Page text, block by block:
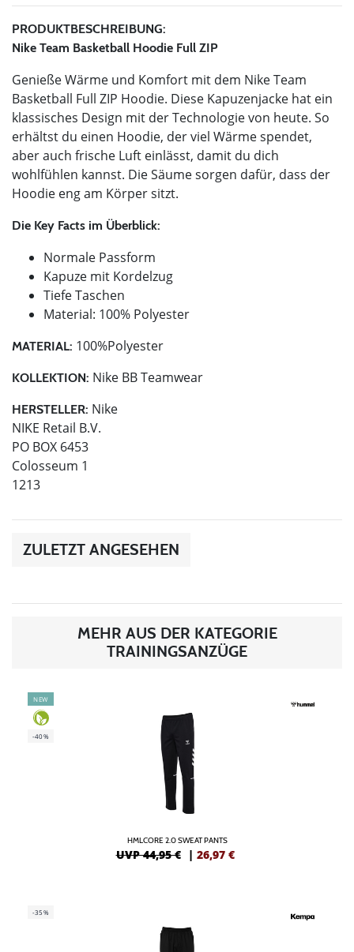
PRODUKTBESCHREIBUNG:
Nike Team Basketball Hoodie Full ZIP
Genieße Wärme und Komfort mit dem Nike Team
Basketball Full ZIP Hoodie. Diese Kapuzenjacke hat ein
klassisches Design mit der Technologie von heute. So
erhältst du einen Hoodie, der viel Wärme spendet,
aber auch frische Luft einlässt, damit du dich
wohlfühlen kannst. Die Säume sorgen dafür, dass der
Hoodie eng am Körper sitzt.
Die Key Facts im Überblick:
Normale Passform
Kapuze mit Kordelzug
Tiefe Taschen
Material: 100% Polyester
MATERIAL: 100%Polyester
KOLLEKTION: Nike BB Teamwear
HERSTELLER: Nike
NIKE Retail B.V.
PO BOX 6453
Colosseum 1
1213
ZULETZT ANGESEHEN
MEHR AUS DER KATEGORIE
TRAININGSANZÜGE
NEW
-40%
HMLCORE 2.0 SWEAT PANTS
UVP 44,95 € | 26,97 €
-35%